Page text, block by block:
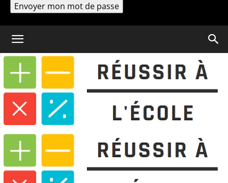
Coloriage Dictée CE2 Passé Composé :
Exercices GRATUITS (PDF)
Dictée CE2 Passé Composé :
Exercices GRATUITS (PDF)